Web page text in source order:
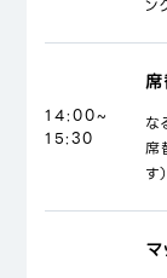
ン
14:00~
15:30
席
な
席
す）